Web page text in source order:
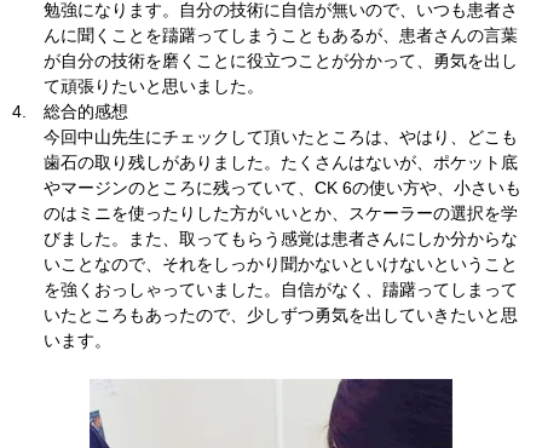
勉強になります。自分の技術に自信が無いので、いつも患者さ
んに聞くことを躊躇ってしまうこともあるが、患者さんの言葉
が自分の技術を磨くことに役立つことが分かって、勇気を出し
て頑張りたいと思いました。
4. 総合的感想
今回中山先生にチェックして頂いたところは、やはり、どこも
歯石の取り残しがありました。たくさんはないが、ポケット底
やマージンのところに残っていて、CK 6の使い方や、小さいも
のはミニを使ったりした方がいいとか、スケーラーの選択を学
びました。また、取ってもらう感覚は患者さんにしか分からな
いことなので、それをしっかり聞かないといけないということ
を強くおっしゃっていました。自信がなく、躊躇ってしまって
いたところもあったので、少しずつ勇気を出していきたいと思
います。